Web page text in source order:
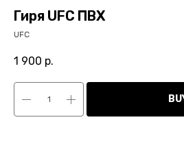
Гиря UFC ПВХ
UFC
1 900 р.